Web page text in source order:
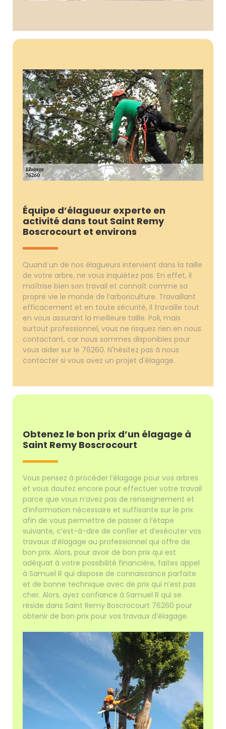
Équipe d’élagueur experte en
activité dans tout Saint Remy
Boscrocourt et environs
Quand un de nos élagueurs intervient dans la taille
de votre arbre, ne vous inquiétez pas. En effet, il
maîtrise bien son travail et connaît comme sa
propre vie le monde de l’arboriculture. Travaillant
efficacement et en toute sécurité, il travaille tout
en vous assurant la meilleure taille. Poli, mais
surtout professionnel, vous ne risquez rien en nous
contactant, car nous sommes disponibles pour
vous aider sur le 76260. N'hésitez pas à nous
contacter si vous avez un projet d'élagage.
Obtenez le bon prix d’un élagage à
Saint Remy Boscrocourt
Vous pensez à procéder l’élagage pour vos arbres
et vous doutez encore pour effectuer votre travail
parce que vous n’avez pas de renseignement et
d’information nécessaire et suffisante sur le prix
afin de vous permettre de passer à l’étape
suivante, c’est-à-dire de confier et d’exécuter vos
travaux d’élagage au professionnel qui offre de
bon prix. Alors, pour avoir de bon prix qui est
adéquat à votre possibilité financière, faites appel
à Samuel R qui dispose de connaissance parfaite
et de bonne technique avec de prix qui n’est pas
cher. Alors, ayez confiance à Samuel R qui se
réside dans Saint Remy Boscrocourt 76260 pour
obtenir de bon prix pour vos travaux d’élagage.